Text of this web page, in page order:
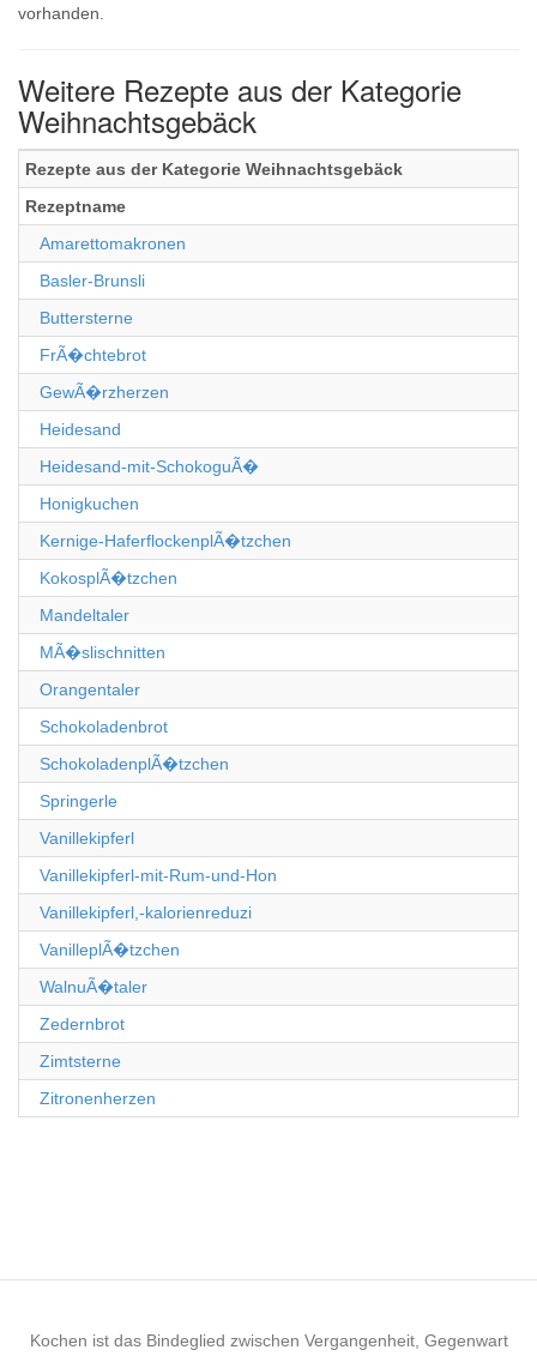
vorhanden.
Weitere Rezepte aus der Kategorie
Weihnachtsgebäck
Rezepte aus der Kategorie Weihnachtsgebäck
Rezeptname
Amarettomakronen
Basler-Brunsli
Buttersterne
FrÃ�chtebrot
GewÃ�rzherzen
Heidesand
Heidesand-mit-SchokoguÃ�
Honigkuchen
Kernige-HaferflockenplÃ�tzchen
KokosplÃ�tzchen
Mandeltaler
MÃ�slischnitten
Orangentaler
Schokoladenbrot
SchokoladenplÃ�tzchen
Springerle
Vanillekipferl
Vanillekipferl-mit-Rum-und-Hon
Vanillekipferl,-kalorienreduzi
VanilleplÃ�tzchen
WalnuÃ�taler
Zedernbrot
Zimtsterne
Zitronenherzen
Kochen ist das Bindeglied zwischen Vergangenheit, Gegenwart